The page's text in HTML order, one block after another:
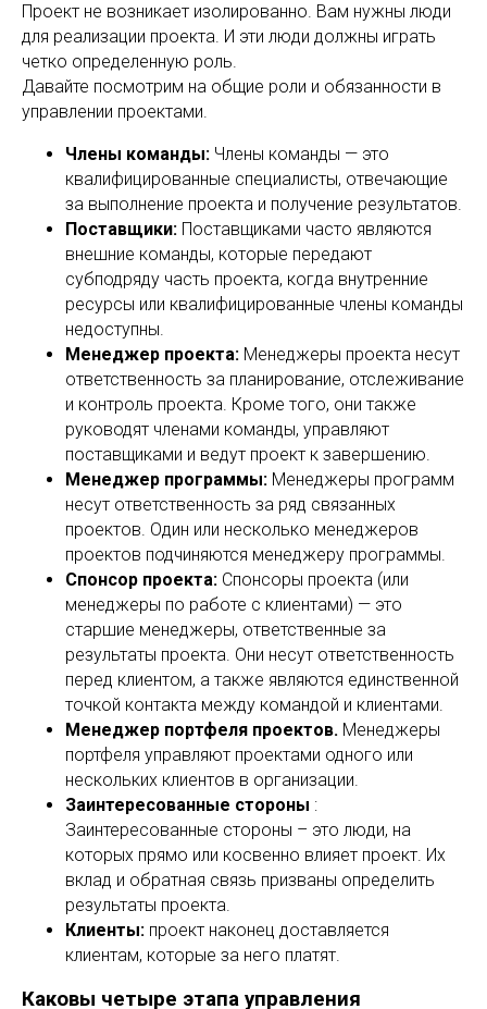
Проект не возникает изолированно. Вам нужны люди
для реализации проекта. И эти люди должны играть
четко определенную роль.
Давайте посмотрим на общие роли и обязанности в
управлении проектами.
Члены команды: Члены команды — это
квалифицированные специалисты, отвечающие
за выполнение проекта и получение результатов.
Поставщики: Поставщиками часто являются
внешние команды, которые передают
субподряду часть проекта, когда внутренние
ресурсы или квалифицированные члены команды
недоступны.
Менеджер проекта: Менеджеры проекта несут
ответственность за планирование, отслеживание
и контроль проекта. Кроме того, они также
руководят членами команды, управляют
поставщиками и ведут проект к завершению.
Менеджер программы: Менеджеры программ
несут ответственность за ряд связанных
проектов. Один или несколько менеджеров
проектов подчиняются менеджеру программы.
Спонсор проекта: Спонсоры проекта (или
менеджеры по работе с клиентами) — это
старшие менеджеры, ответственные за
результаты проекта. Они несут ответственность
перед клиентом, а также являются единственной
точкой контакта между командой и клиентами.
Менеджер портфеля проектов. Менеджеры
портфеля управляют проектами одного или
нескольких клиентов в организации.
Заинтересованные стороны :
Заинтересованные стороны – это люди, на
которых прямо или косвенно влияет проект. Их
вклад и обратная связь призваны определить
результаты проекта.
Клиенты: проект наконец доставляется
клиентам, которые за него платят.
Каковы четыре этапа управления